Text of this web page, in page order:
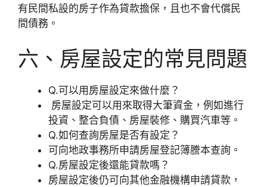
有民間私設的房子作為貸款擔保，且也不會代償民
間債務。
六、房屋設定的常見問題
Q.可以用房屋設定來做什麼？
房屋設定可以用來取得大筆資金，例如進行
投資、整合負債、房屋裝修、購買汽車等。
Q.如何查詢房屋是否有設定？
可向地政事務所申請房屋登記簿謄本查詢。
Q.房屋設定後還能貸款嗎？
房屋設定後仍可向其他金融機構申請貸款，